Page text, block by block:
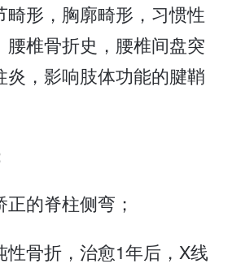
畸形，胸廓畸形，习惯性
腰椎骨折史，腰椎间盘突
炎，影响肢体功能的腱鞘
正的脊柱侧弯；
性骨折，治愈1年后，X线